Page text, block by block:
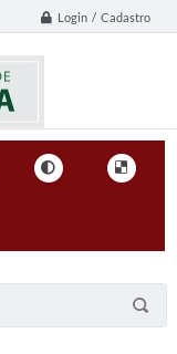
Login / Cadastro